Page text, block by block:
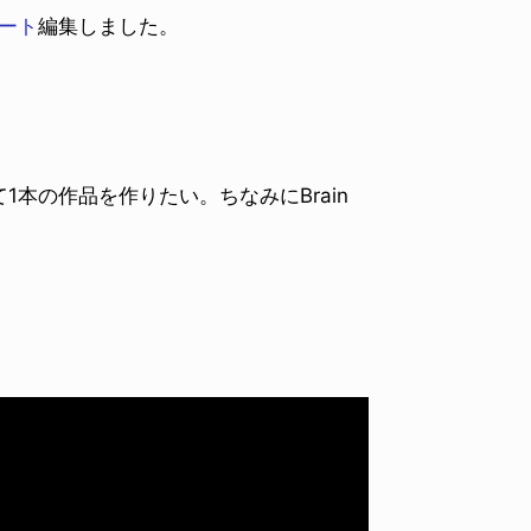
ト編集しました。
本の作品を作りたい。ちなみにBrain